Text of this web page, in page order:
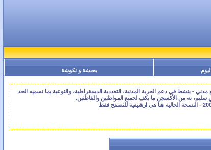
بحبشة و نكوشة
- ينشط في دعم الحرية المدنية، التعددية الديمقراطية، والتوعية بما نسميه الحد
به من الأكسجن ما يكف لجميع المواطنين والقاطنين.